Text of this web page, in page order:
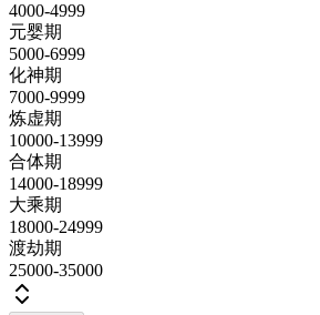
4000-4999
元婴期
5000-6999
化神期
7000-9999
炼虚期
10000-13999
合体期
14000-18999
大乘期
18000-24999
渡劫期
25000-35000